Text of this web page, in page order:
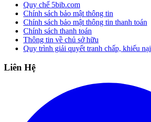
Quy chế 5bib.com
Chính sách bảo mật thông tin
Chính sách bảo mật thông tin thanh toán
Chính sách thanh toán
Thông tin về chủ sở hữu
Quy trình giải quyết tranh chấp, khiếu nại
Liên Hệ